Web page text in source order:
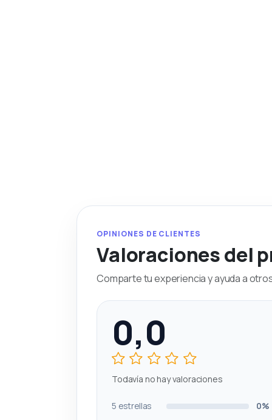
OPINIONES DE CLIENTES
Valoraciones del
Comparte tu experiencia y ayuda a
0,0
Todavía no hay valoraciones
5 estrellas
0%